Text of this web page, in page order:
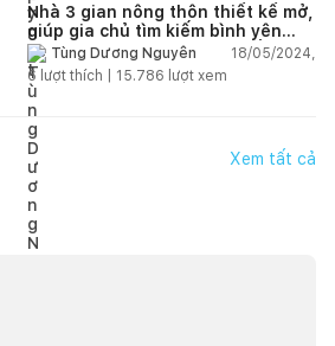
Nhà 3 gian nông thôn thiết kế mở,
giúp gia chủ tìm kiếm bình yên
sau những ngày làm việc vất vả
Tùng Dương Nguyễn
18/05/2024,
6 lượt thích | 15.786 lượt xem
Xem tất cả